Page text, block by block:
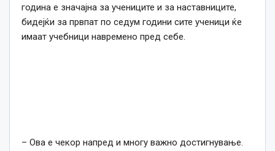
година е значајна за учениците и за наставниците,
бидејќи за првпат по седум години сите ученици ќе
имаат учебници навремено пред себе.
– Ова е чекор напред и многу важно достигнување.